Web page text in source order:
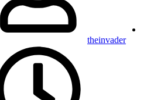
theinvader